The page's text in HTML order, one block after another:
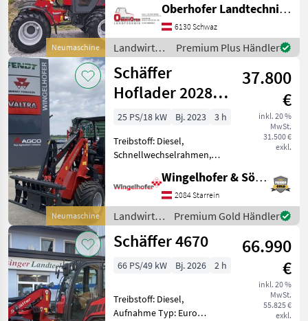
Neumaschine
Schäffer-Lader Typ 2630 mit
Kabine - der vielfälltige
Allrounder Kubota Diesel
Motor D1703M-DI, 3-
Zylinder L
Oberhofer Landtechnik GmbH
6130 Schwaz
Landwirtsch.
Motorfahrzeuge
/ Schäffer
Premium Plus Händler
Neumaschine
Schäffer
Hoflader 2028
SLT
37.800
€
inkl. 20 %
MwSt.
31.500 €
exkl.
25 PS/18 kW Bj. 2023
3 h
Treibstoff: Diesel,
Schnellwechselrahmen,
Schäfer Lader 2028 SLT - mit
Niedrigdach - Kubota
Dieselmotor D1105 - 26 PS -
3Zylinder - Heckg
Wingelhofer & Söhne GmbH
2084 Starrein
Landwirtsch.
Motorfahrzeuge
/ Schäffer
Premium Gold Händler
Schäffer 4670
66.990
€
inkl. 20 %
MwSt.
55.825 €
exkl.
66 PS/49 kW Bj. 2026 2 h
Treibstoff: Diesel,
Aufnahme Typ: Euro